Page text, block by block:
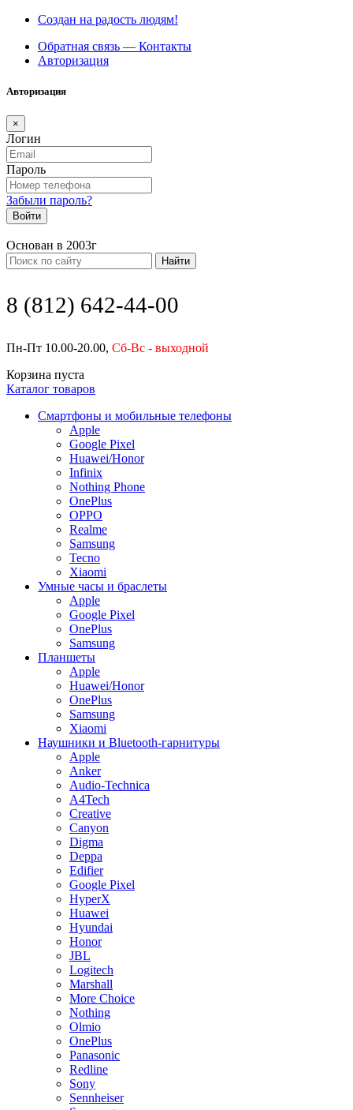
Создан на радость людям!
Обратная связь — Контакты
Авторизация
Авторизация
×
Логин
Пароль
Забыли пароль?
Войти
Основан в 2003г
Найти
8 (812) 642-44-00
Пн-Пт 10.00-20.00, Сб-Вс - выходной
Корзина пуста
Каталог товаров
Смартфоны и мобильные телефоны
Apple
Google Pixel
Huawei/Honor
Infinix
Nothing Phone
OnePlus
OPPO
Realme
Samsung
Tecno
Xiaomi
Умные часы и браслеты
Apple
Google Pixel
OnePlus
Samsung
Планшеты
Apple
Huawei/Honor
OnePlus
Samsung
Xiaomi
Наушники и Bluetooth-гарнитуры
Apple
Anker
Audio-Technica
A4Tech
Creative
Canyon
Digma
Deppa
Edifier
Google Pixel
HyperX
Huawei
Hyundai
Honor
JBL
Logitech
Marshall
More Choice
Nothing
Olmio
OnePlus
Panasonic
Redline
Sony
Sennheiser